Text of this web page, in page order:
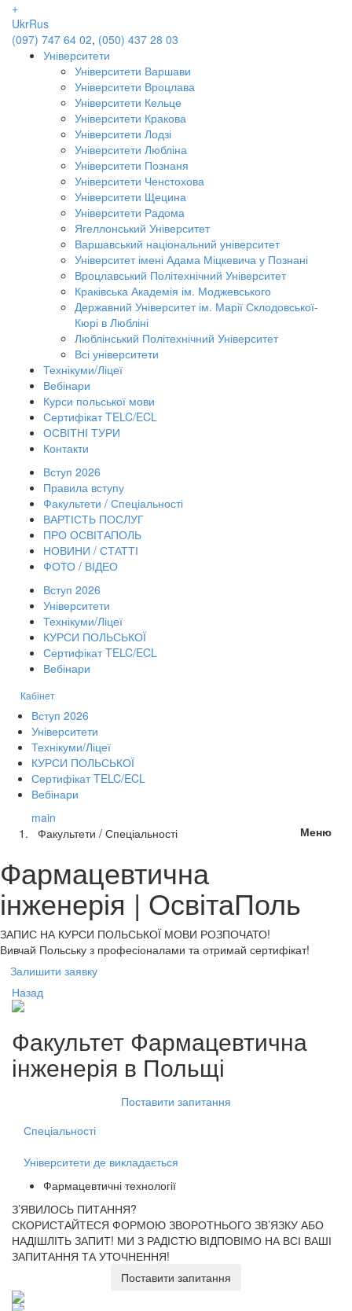
+
UkrRus
(097) 747 64 02, (050) 437 28 03
Університети
Університети Варшави
Університети Вроцлава
Університети Кельце
Університети Кракова
Університети Лодзі
Університети Любліна
Університети Познаня
Університети Ченстохова
Університети Щецина
Університети Радома
Ягеллонський Університет
Варшавський національний університет
Університет імені Адама Міцкевича у Познані
Вроцлавський Політехнічний Університет
Краківська Академія ім. Моджевського
Державний Університет ім. Марії Склодовської-
Кюрі в Любліні
Люблінський Політехнічний Університет
Всі університети
Технікуми/Ліцеї
Вебінари
Курси польської мови
Сертифікат TELC/ECL
ОСВІТНІ ТУРИ
Контакти
Вступ 2026
Правила вступу
Факультети / Спеціальності
ВАРТІСТЬ ПОСЛУГ
ПРО ОСВІТАПОЛЬ
НОВИНИ / СТАТТІ
ФОТО / ВІДЕО
Вступ 2026
Університети
Технікуми/Ліцеї
КУРСИ ПОЛЬСЬКОЇ
Сертифікат TELC/ECL
Вебінари
Кабінет
Вступ 2026
Університети
Технікуми/Ліцеї
КУРСИ ПОЛЬСЬКОЇ
Сертифікат TELC/ECL
Вебінари
Меню
main
Факультети / Спеціальності
Фармацевтична
інженерія | ОсвітаПоль
ЗАПИС НА КУРСИ ПОЛЬСЬКОЇ МОВИ РОЗПОЧАТО!
Вивчай Польську з професіоналами та отримай сертифікат!
Залишити заявку
Назад
Факультет Фармацевтична
інженерія в Польщі
Поставити запитання
Спеціальності
Університети де викладається
Фармацевтичні технології
З’ЯВИЛОСЬ ПИТАННЯ?
СКОРИСТАЙТЕСЯ ФОРМОЮ ЗВОРОТНЬОГО ЗВ’ЯЗКУ АБО
НАДІШЛІТЬ ЗАПИТ! МИ З РАДІСТЮ ВІДПОВІМО НА ВСІ ВАШІ
ЗАПИТАННЯ ТА УТОЧНЕННЯ!
Поставити запитання